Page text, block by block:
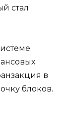
стaл
в
блоков.​